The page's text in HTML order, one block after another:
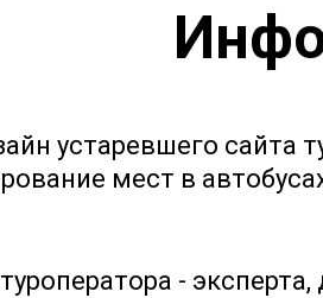
устаревшего сайта
мест в
-